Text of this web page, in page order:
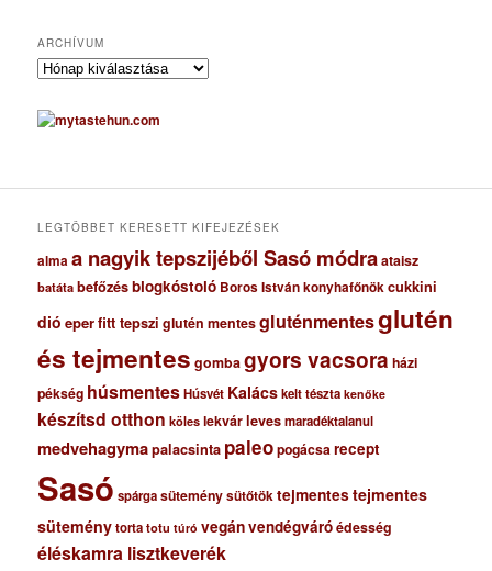
ARCHÍVUM
A
c
h
u
LEGTÖBBET KERESETT KIFEJEZÉSEK
almaa nagyik tepszijéből Sasó módraataisz
batáta befőzésblogkóstoló Boros István konyhafőnökcukkini
dió eperfitt tepszi glutén mentesgluténmentesglutén
és tejmentes gombagyors vacsora házi
pékség húsmentesHúsvét Kalácskelt tészta kenőke
készítsd otthon köles lekvárlevesmaradéktalanul
medvehagymapalacsinta paleopogácsarecept
Sasó spárgasüteménysütőtöktejmentestejmentes
süteménytorta totu túró vegánvendégváróédesség
éléskamra lisztkeverék